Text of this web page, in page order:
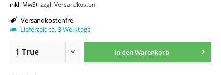
inkl. MwSt.zzgl. Versandkosten
Versandkostenfrei
Lieferzeit ca. 3 Werktage
In denWarenkorb